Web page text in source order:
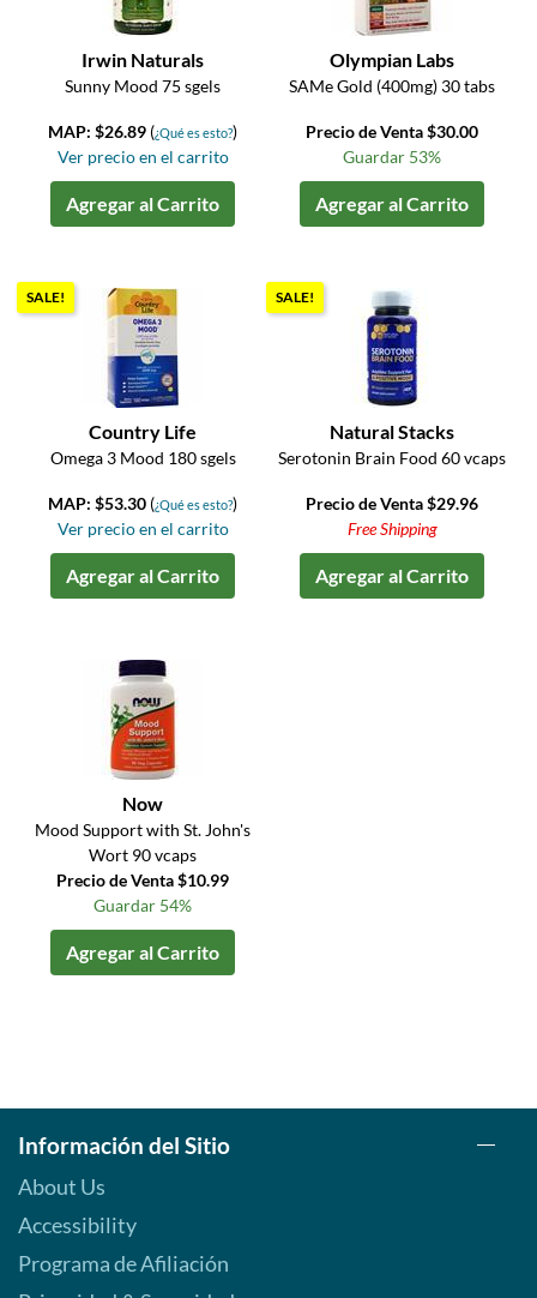
Irwin Naturals
Sunny Mood 75 sgels
MAP: $26.89 (¿Qué es esto?)
Ver precio en el carrito
Agregar al Carrito
Olympian Labs
SAMe Gold (400mg) 30 tabs
Precio de Venta $30.00
Guardar 53%
Agregar al Carrito
SALE!
Country Life
Omega 3 Mood 180 sgels
MAP: $53.30 (¿Qué es esto?)
Ver precio en el carrito
Agregar al Carrito
SALE!
Natural Stacks
Serotonin Brain Food 60 vcaps
Precio de Venta $29.96
Free Shipping
Agregar al Carrito
Now
Mood Support with St. John's
Wort 90 vcaps
Precio de Venta $10.99
Guardar 54%
Agregar al Carrito
Información del Sitio
About Us
Accessibility
Programa de Afiliación